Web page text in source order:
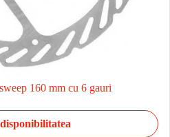
160 mm cu 6 gauri